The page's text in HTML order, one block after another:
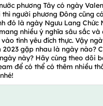
phương Tây có ngày
người phương Đông cũng
đó là ngày Ngưu Lang Chức
nhiều ý nghĩa sâu sắc và
tình yêu đích thực. Vậy
2023 gặp nhau là ngày nào?
này? Hãy cùng theo dõi
để có thể có thêm nhiều